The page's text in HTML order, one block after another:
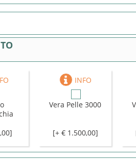
Vera Pelle 3000
[+ € 1.500,00]